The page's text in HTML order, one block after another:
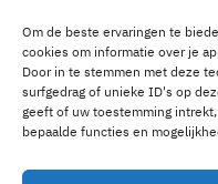
Om de beste ervaringen te
cookies om informatie over je
Door in te stemmen met deze
surfgedrag of unieke ID's op
geeft of uw toestemming
bepaalde functies en
Bestuur
Leden
Voorwaarden
Reglement
Statuten